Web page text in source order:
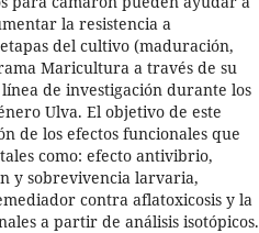
la resistencia a
del cultivo (maduración,
Maricultura a través de su
de investigación durante los
Ulva. El objetivo de este
de los efectos funcionales que
como: efecto antivibrio,
y sobrevivencia larvaria,
contra aflatoxicosis y la
a partir de análisis isotópicos.